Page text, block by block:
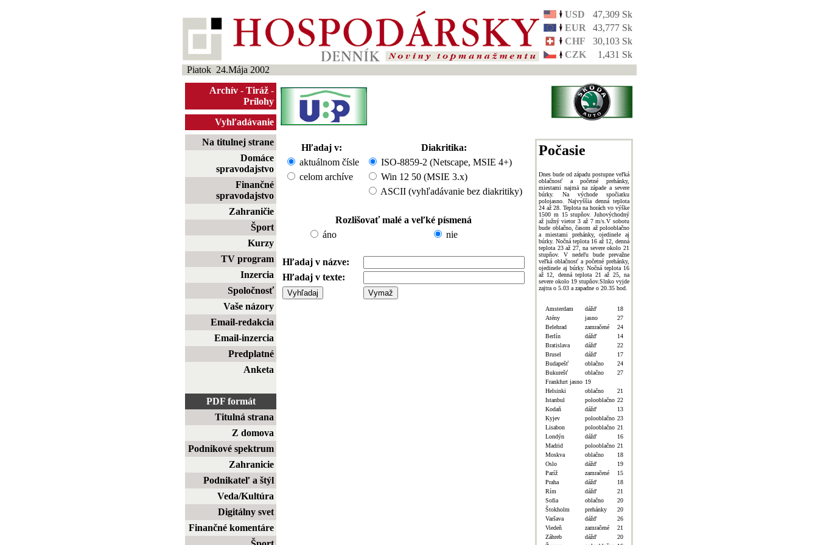
USD
47,309 Sk
EUR
43,777 Sk
CHF
30,103 Sk
CZK
1,431 Sk
Piatok 24.Mája 2002
Archív - Tiráž -
Prílohy
Vyhľadávanie
Na titulnej strane
Domáce
spravodajstvo
Finančné
spravodajstvo
Zahraničie
Šport
Kurzy
TV program
Inzercia
Spoločnosť
Vaše názory
Email-redakcia
Email-inzercia
Predplatné
Anketa
PDF formát
Titulná strana
Z domova
Podnikové spektrum
Zahranicie
Podnikateľ a štýl
Veda/Kultúra
Digitálny svet
Finančné komentáre
Hľadaj v:
aktuálnom čísle
celom archíve
Diakritika:
ISO-8859-2 (Netscape, MSIE 4+)
Win 12 50 (MSIE 3.x)
ASCII (vyhľadávanie bez diakritiky)
Rozlišovať malé a veľké písmená
áno
nie
Hľadaj v názve:
Hľadaj v texte:
Počasie
Dnes bude od západu postupne veľká
oblačnosť a početné prehánky,
miestami najmä na západe a severe
búrky. Na východe spočiatku
polojasno. Najvyššia denná teplota
24 až 28. Teplota na horách vo výške
1500 m 15 stupňov. Juhovýchodný
až južný vietor 3 až 7 m/s.V sobotu
bude oblačno, časom až polooblačno
a miestami prehánky, ojedinele aj
búrky. Nočná teplota 16 až 12, denná
teplota 23 až 27, na severe okolo 21
stupňov. V nedeľu bude prevažne
veľká oblačnosť a početné prehánky,
ojedinele aj búrky. Nočná teplota 16
až 12, denná teplota 21 až 25, na
severe okolo 19 stupňov.Slnko vyjde
zajtra o 5.03 a zapadne o 20.35 hod.
Amsterdam dážď
18
Atény
jasno
27
Belehrad
zamračené
24
Berlín
dážď
14
Bratislava
dážď
22
Brusel
dážď
17
Budapešť
oblačno
24
Bukurešť
oblačno
27
Frankfurt jasno 19
Helsinki
oblačno
21
Istanbul
polooblačno 22
Kodaň
dážď
13
Kyjev
polooblačno 23
Lisabon
polooblačno 21
Londýn
dážď
16
Madrid
polooblačno 21
Moskva
oblačno
18
Oslo
dážď
19
Paríž
zamračené
15
Praha
dážď
18
Rím
dážď
21
Sofia
oblačno
20
Štokholm
prehánky
20
Varšava
dážď
26
Viedeň
zamračené
21
Záhreb
dážď
20